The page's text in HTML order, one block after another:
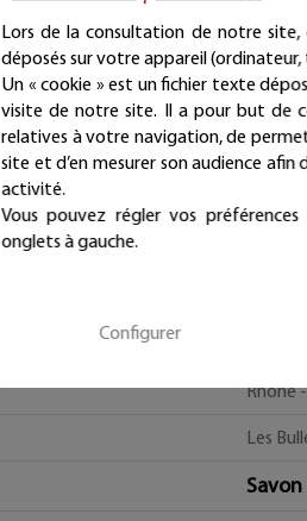
Rhône
Les
Savon
Lors de la consultation de notre site,
déposés sur votre appareil
Un « cookie » est un fichier texte
visite de notre site. Il a pour but de
relatives à votre navigation, de
site et d’en mesurer son audience
activité.
Vous pouvez régler vos
onglets à gauche.
Configurer